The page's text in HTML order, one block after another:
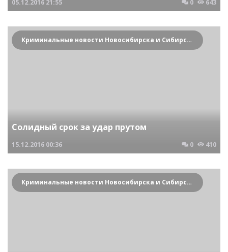
05.12.2016 21:55 0 643
Криминальные новости Новосибирска и Сибирского региона
Солидный срок за удар прутом
15.12.2016 00:36 0 410
Криминальные новости Новосибирска и Сибирского региона